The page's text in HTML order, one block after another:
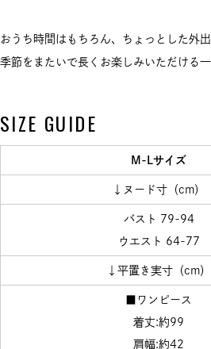
おうち時間はもちろん、ちょっとした外
季節をまたいで長くお楽しみいただける一
SIZE GUIDE
M-Lサイズ
↓ヌード寸（cm）
バスト 79-94
ウエスト 64-77
↓平置き実寸（cm）
■ワンピース
着丈:約99
肩幅:約42